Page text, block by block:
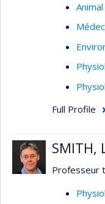
Full Profile
SMITH,
Professeur